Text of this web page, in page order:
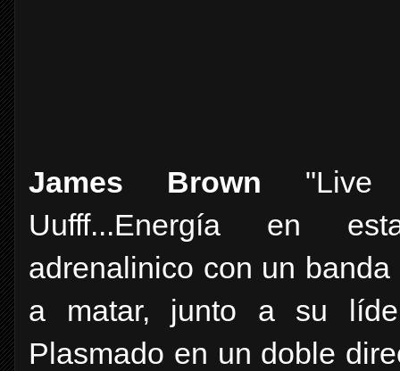
James Brown "Live
Uufff...Energía en
adrenalinico con un
a matar, junto a su
Plasmado en un doble